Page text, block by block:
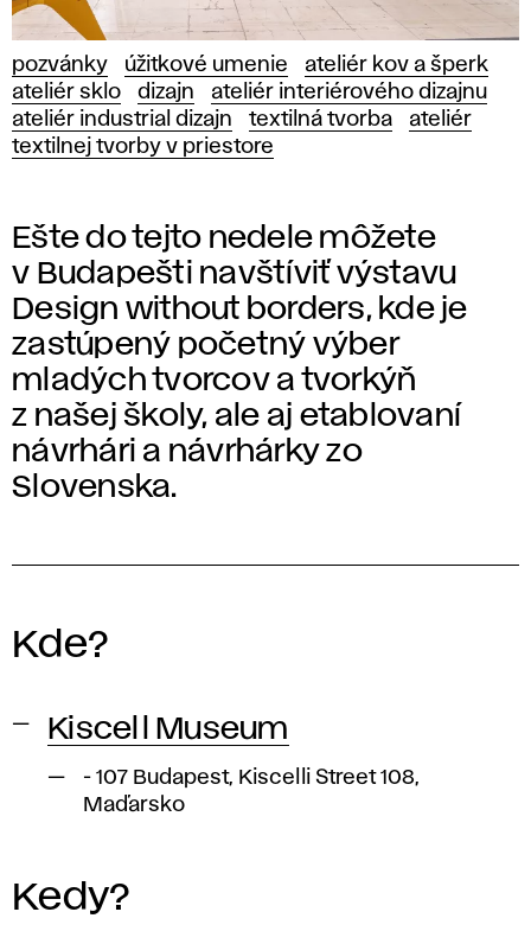
pozvánky úžitkové umenie
ateliér kov a šperk
ateliér sklo
dizajn
ateliér interiérového dizajnu
ateliér industrial dizajn
textilná tvorba
ateliér
textilnej tvorby v priestore
Ešte do tejto nedele môžete
v Budapešti navštíviť výstavu
Design without borders, kde je
zastúpený početný výber
mladých tvorcov a tvorkýň
z našej školy, ale aj etablovaní
návrhári a návrhárky zo
Slovenska.
Kde?
Kiscell Museum
- 107 Budapest, Kiscelli Street 108,
Maďarsko
Kedy?